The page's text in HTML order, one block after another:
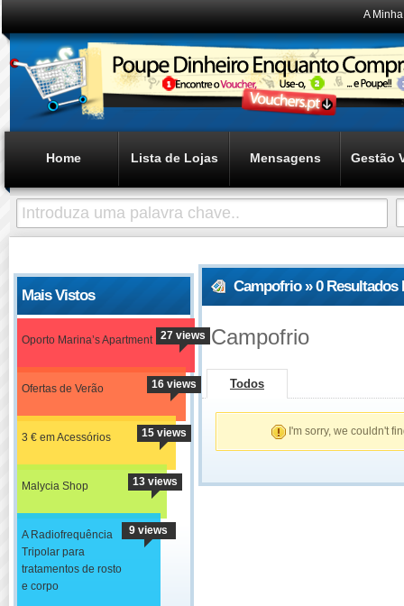
A
Home Lista de Lojas Mensagens Gestão
Mais Vistos
Oporto Marina’s Apartment 27 views
Ofertas de Verão 16 views
3 € em Acessórios 15 views
Malycia Shop 13 views
A Radiofrequência
Tripolar para
tratamentos de rosto
e corpo
9 views
Campofrio » 0 Resultados
Campofrio
Todos
I'm sorry, we couldn't